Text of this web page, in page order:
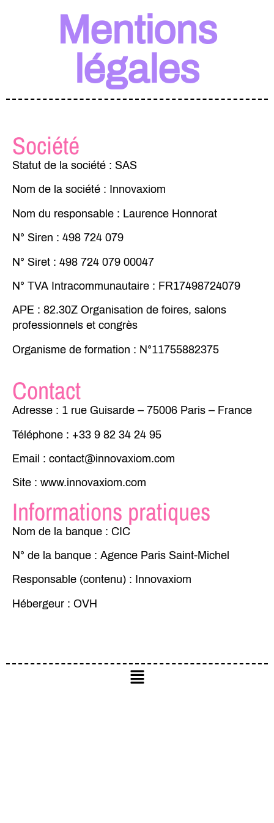
Mentions
légales
Société
Statut de la société : SAS
Nom de la société : Innovaxiom
Nom du responsable : Laurence Honnorat
N° Siren : 498 724 079
N° Siret : 498 724 079 00047
N° TVA Intracommunautaire : FR17498724079
APE : 82.30Z Organisation de foires, salons
professionnels et congrès
Organisme de formation : N°11755882375
Contact
Adresse : 1 rue Guisarde – 75006 Paris – France
Téléphone : +33 9 82 34 24 95
Email : contact@innovaxiom.com
Site : www.innovaxiom.com
Informations pratiques
Nom de la banque : CIC
N° de la banque : Agence Paris Saint-Michel
Responsable (contenu) : Innovaxiom
Hébergeur : OVH